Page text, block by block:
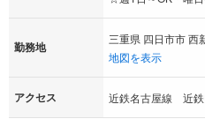
勤務地
三重県 四日市市 西
地図を表示
アクセス 近鉄名古屋線 近